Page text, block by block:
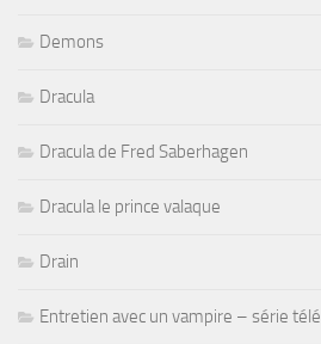
Demons
Dracula
Dracula de Fred Saberhagen
Dracula le prince valaque
Drain
Entretien avec un vampire – série télé